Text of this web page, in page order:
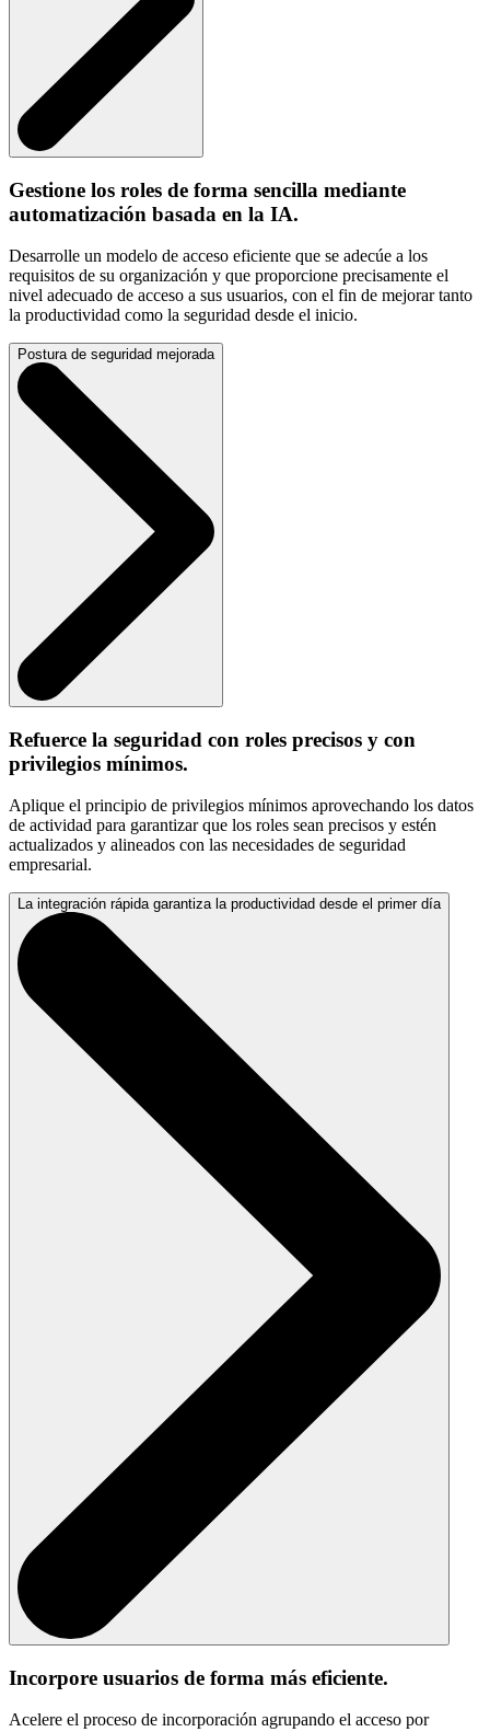
Gestione los roles de forma sencilla mediante
automatización basada en la IA.
Desarrolle un modelo de acceso eficiente que se adecúe a los
requisitos de su organización y que proporcione precisamente el
nivel adecuado de acceso a sus usuarios, con el fin de mejorar tanto
la productividad como la seguridad desde el inicio.
Postura de seguridad mejorada
Refuerce la seguridad con roles precisos y con
privilegios mínimos.
Aplique el principio de privilegios mínimos aprovechando los datos
de actividad para garantizar que los roles sean precisos y estén
actualizados y alineados con las necesidades de seguridad
empresarial.
La integración rápida garantiza la productividad desde el primer día
Incorpore usuarios de forma más eficiente.
Acelere el proceso de incorporación agrupando el acceso por